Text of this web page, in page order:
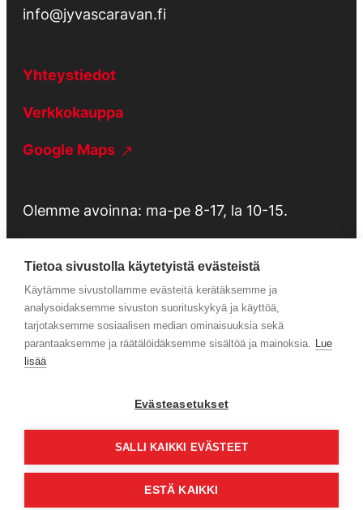
info@jyvascaravan.fi
Yhteystiedot
Verkkokauppa
Google Maps
Olemme avoinna: ma-pe 8-17, la 10-15.
Tietosuojaseloste
Huolto
Tietoa sivustolla käytetyistä evästeistä
Käytämme sivustollamme evästeitä kerätäksemme ja
analysoidaksemme sivuston suorituskykyä ja käyttöä,
tarjotaksemme sosiaalisen median ominaisuuksia sekä
parantaaksemme ja räätälöidäksemme sisältöä ja mainoksia. Lue
lisää
Evästeasetukset
SALLI KAIKKI EVÄSTEET
ESTÄ KAIKKI